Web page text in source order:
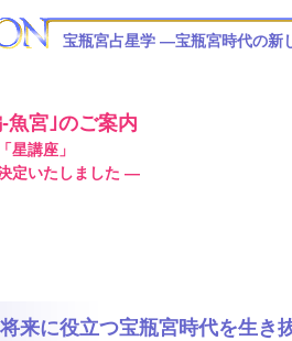
宝瓶宮占星学 ―宝瓶宮時代の新
魚宮｣のご案内
「星講座」
定いたしました ―
将来に役立つ宝瓶宮時代を生き